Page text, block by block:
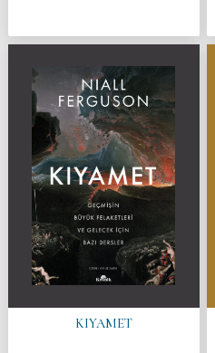
KIYAMET